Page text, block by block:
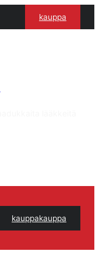
kauppa
kauppakauppa